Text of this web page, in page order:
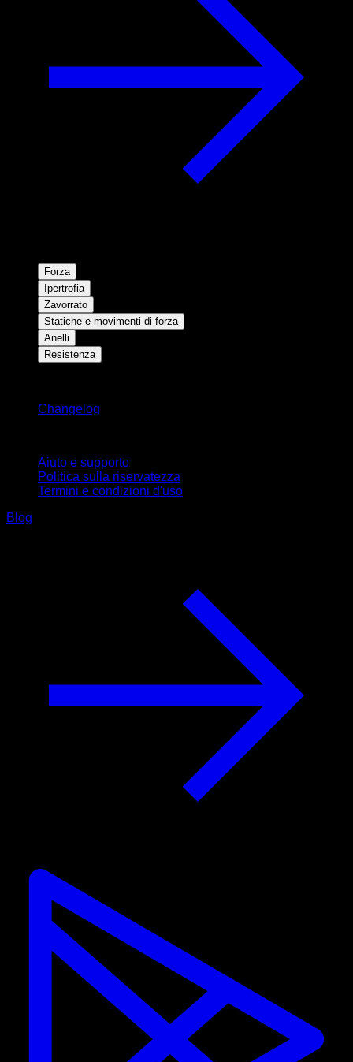
Forza
Ipertrofia
Zavorrato
Statiche e movimenti di forza
Anelli
Resistenza
Changelog
Aiuto e supporto
Politica sulla riservatezza
Termini e condizioni d'uso
Blog